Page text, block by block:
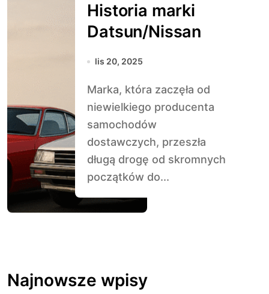
Historia marki
Datsun/Nissan
lis 20, 2025
Marka, która zaczęła od
niewielkiego producenta
samochodów
dostawczych, przeszła
długą drogę od skromnych
początków do...
Najnowsze wpisy